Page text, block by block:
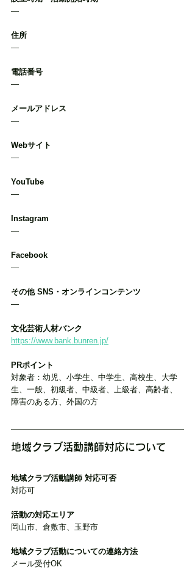
―
住所
―
電話番号
―
メールアドレス
―
Webサイト
―
YouTube
―
Instagram
―
Facebook
―
その他 SNS・オンラインコンテンツ
―
文化芸術人材バンク
https://www.bank.bunren.jp/
PRポイント
対象者：幼児、小学生、中学生、高校生、大学
生、一般、初級者、中級者、上級者、高齢者、
障害のある方、外国の方
地域クラブ活動講師対応について
地域クラブ活動講師 対応可否
対応可
活動の対応エリア
岡山市、倉敷市、玉野市
地域クラブ活動についての連絡方法
メール受付OK